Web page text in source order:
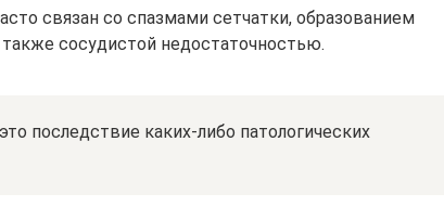
связан со спазмами сетчатки, образованием
сосудистой недостаточностью.
последствие каких-либо патологических